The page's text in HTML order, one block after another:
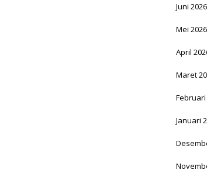
Juni 2026
Mei 2026
April
Maret
Februari
Januari